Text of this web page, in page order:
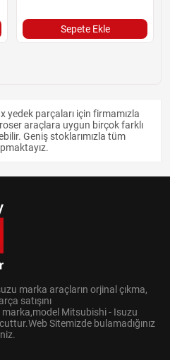
Sepete Ekle
yedek parçaları için firmamızla
araçlara uygun birçok farklı
Geniş stoklarımızla tüm
marka araçların orjinal çıkma,
satışını
marka,model Mitsubishi - Isuzu
Sitemizde bulamadığınız